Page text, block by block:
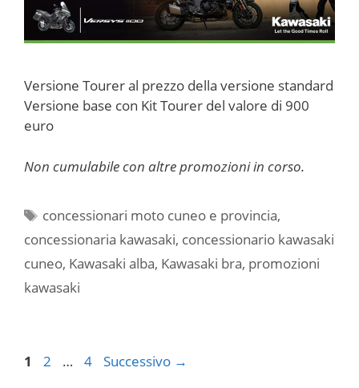
Versione Tourer al prezzo della versione standard
Versione base con Kit Tourer del valore di 900
euro
Non cumulabile con altre promozioni in corso.
Tag
concessionari moto cuneo e provincia,
concessionaria kawasaki, concessionario kawasaki
cuneo, Kawasaki alba, Kawasaki bra, promozioni
kawasaki
Pagina
1 Pagina
2 … Pagina
4 Successivo →